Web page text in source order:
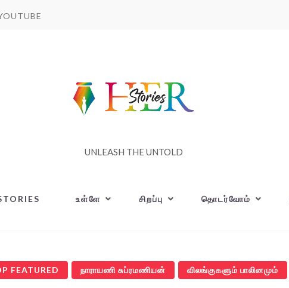
UNLEASH THE UNTOLD
உள்ளே சிறப்பு தொடர்வோம்
FEATURED நாராயணி சுப்ரமணியன் விலங்குகளும் பாலினமும்